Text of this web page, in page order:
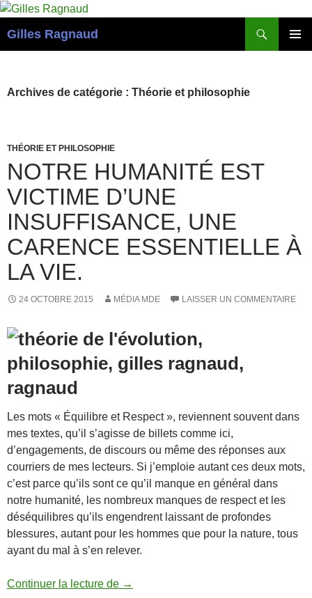
Gilles Ragnaud
Archives de catégorie : Théorie et philosophie
THÉORIE ET PHILOSOPHIE
NOTRE HUMANITÉ EST
VICTIME D’UNE
INSUFFISANCE, UNE
CARENCE ESSENTIELLE À
LA VIE.
24 OCTOBRE 2015 MÉDIA MDE LAISSER UN COMMENTAIRE
Les mots « Équilibre et Respect », reviennent souvent dans
mes textes, qu’il s’agisse de billets comme ici,
d’engagements, de discours ou même des réponses aux
courriers de mes lecteurs. Si j’emploie autant ces deux mots,
c’est parce qu’ils sont ce qu’il manque en général dans
notre humanité, les nombreux manques de respect et les
déséquilibres qu’ils engendrent laissant de profondes
blessures, autant pour les hommes que pour la nature, tous
ayant du mal à s’en relever.
Continuer la lecture de Notre humanité est victime d’une
→